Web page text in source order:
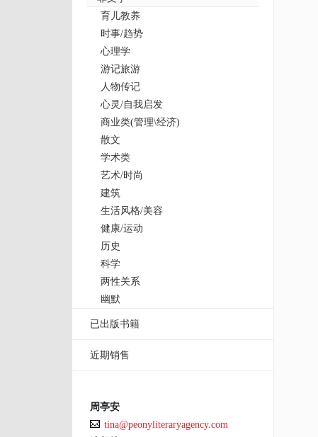
育儿教养
时事/趋势
心理学
游记旅游
人物传记
心灵/自我启发
商业类(管理\经济)
散文
学术类
艺术/时尚
建筑
生活风格/美容
健康/运动
历史
科学
两性关系
幽默
已出版书籍
近期销售
周亭安
tina@peonyliteraryagency.com